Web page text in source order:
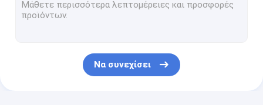
Να συνεχίσει